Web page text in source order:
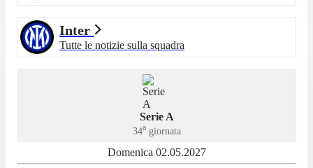
Inter
Tutte le notizie sulla squadra
Serie A
34agiornata
Domenica 02.05.2027